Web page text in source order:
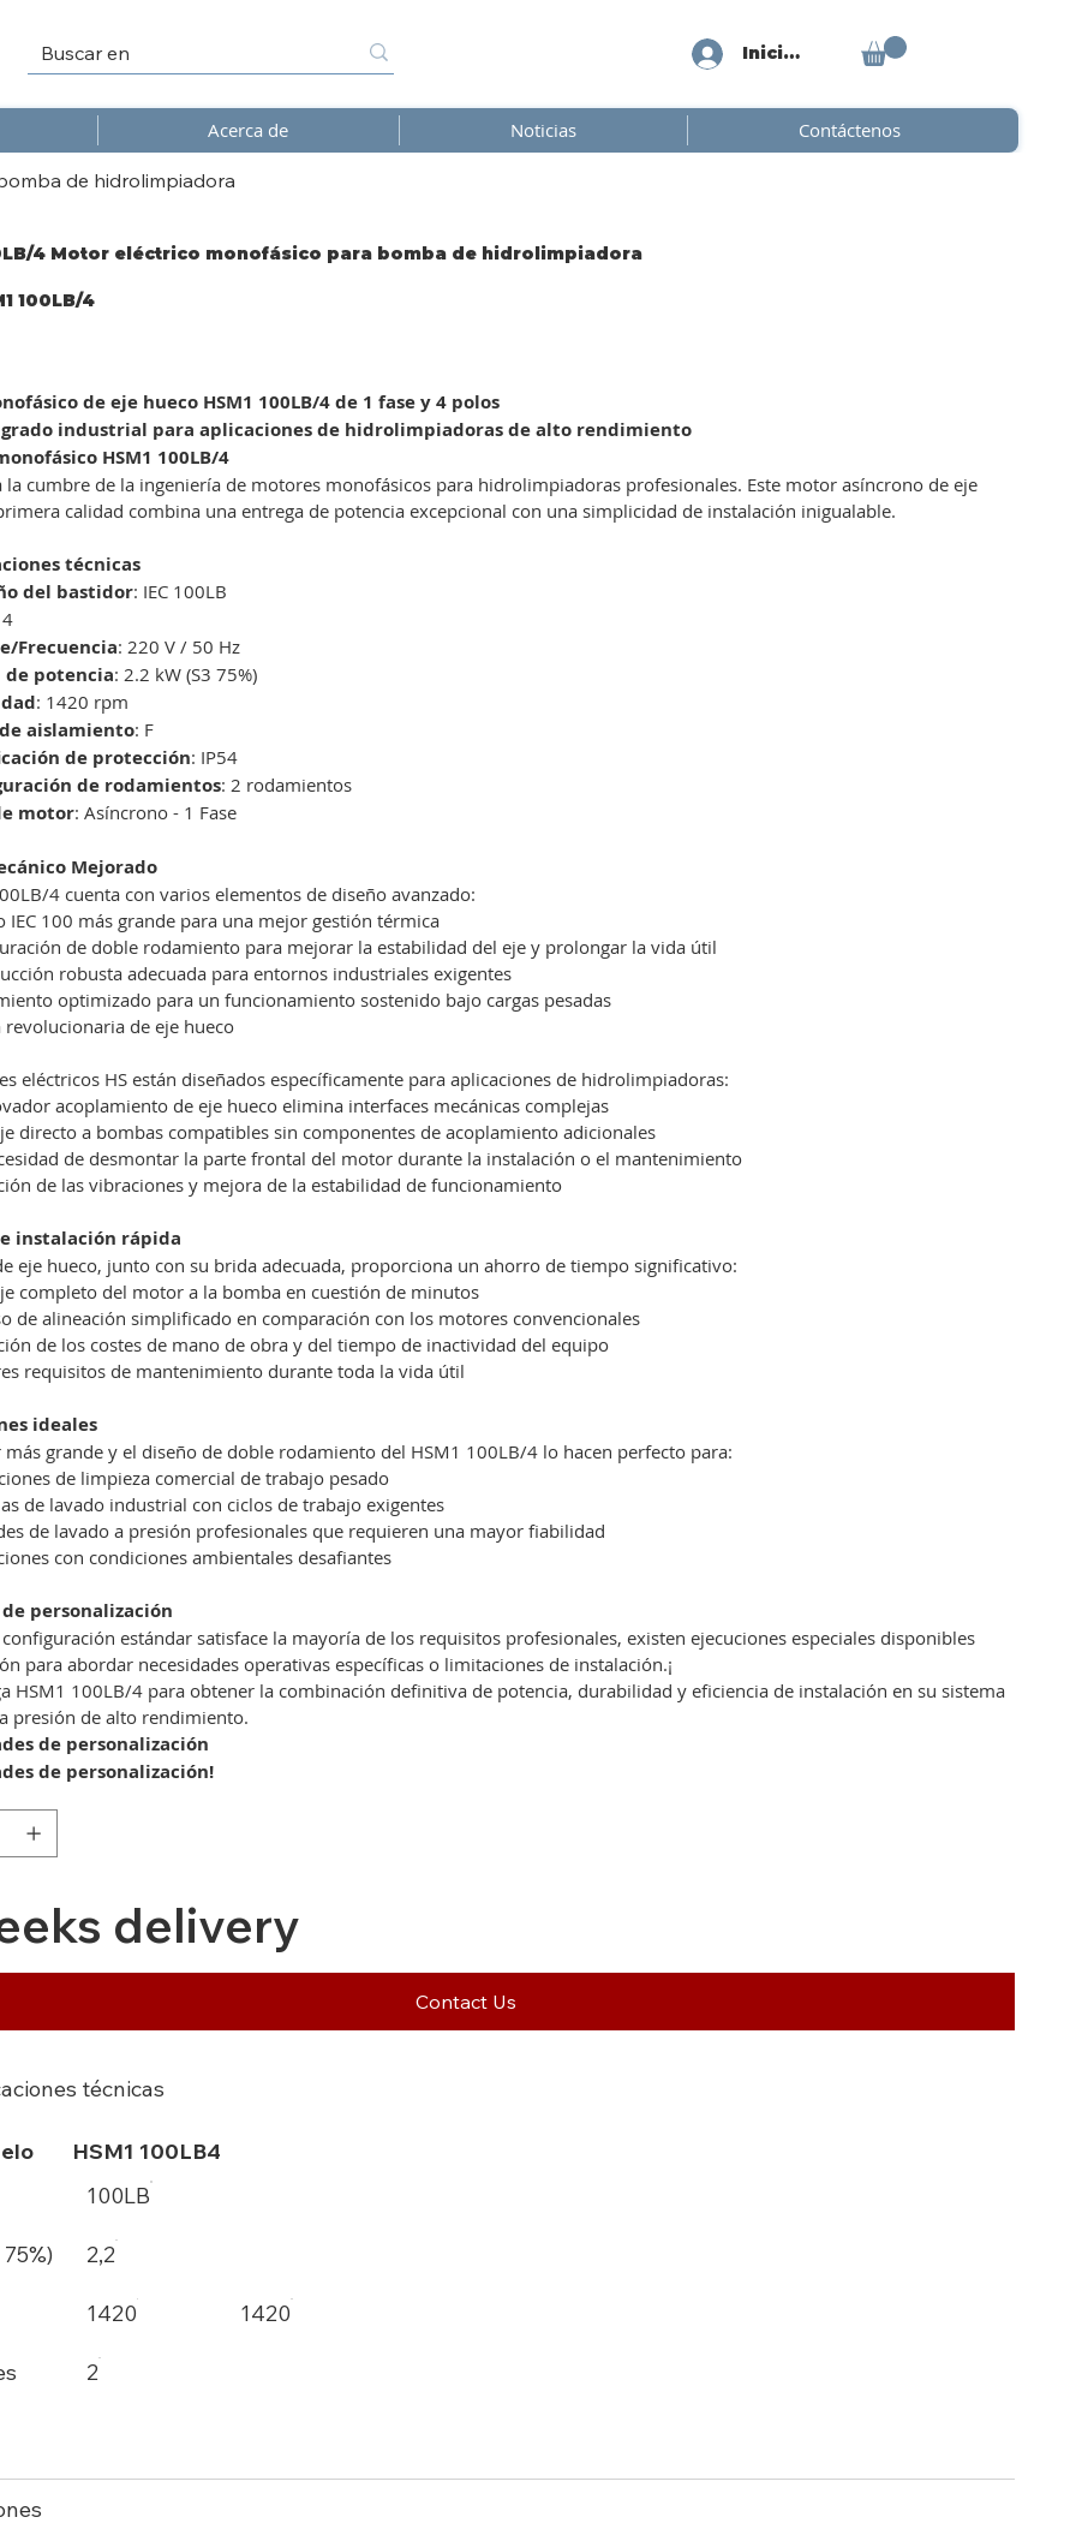
Iniciar sesión
Acerca de Noticias Contáctenos
de hidrolimpiadora
4 Motor eléctrico monofásico para bomba de hidrolimpiadora
100LB/4
de eje hueco HSM1 100LB/4 de 1 fase y 4 polos
industrial para aplicaciones de hidrolimpiadoras de alto rendimiento
HSM1 100LB/4
la cumbre de la ingeniería de motores monofásicos para hidrolimpiadoras profesionales. Este motor asíncrono de eje
calidad combina una entrega de potencia excepcional con una simplicidad de instalación inigualable.
técnicas
del bastidor: IEC 100LB
Frecuencia: 220 V / 50 Hz
de potencia: 2.2 kW (S3 75%)
: 1420 rpm
aislamiento: F
de protección: IP54
de rodamientos: 2 rodamientos
motor: Asíncrono - 1 Fase
Mejorado
4 cuenta con varios elementos de diseño avanzado:
IEC 100 más grande para una mejor gestión térmica
de doble rodamiento para mejorar la estabilidad del eje y prolongar la vida útil
robusta adecuada para entornos industriales exigentes
optimizado para un funcionamiento sostenido bajo cargas pesadas
revolucionaria de eje hueco
eléctricos HS están diseñados específicamente para aplicaciones de hidrolimpiadoras:
acoplamiento de eje hueco elimina interfaces mecánicas complejas
directo a bombas compatibles sin componentes de acoplamiento adicionales
de desmontar la parte frontal del motor durante la instalación o el mantenimiento
de las vibraciones y mejora de la estabilidad de funcionamiento
instalación rápida
eje hueco, junto con su brida adecuada, proporciona un ahorro de tiempo significativo:
completo del motor a la bomba en cuestión de minutos
de alineación simplificado en comparación con los motores convencionales
de los costes de mano de obra y del tiempo de inactividad del equipo
requisitos de mantenimiento durante toda la vida útil
ideales
más grande y el diseño de doble rodamiento del HSM1 100LB/4 lo hacen perfecto para:
de limpieza comercial de trabajo pesado
de lavado industrial con ciclos de trabajo exigentes
de lavado a presión profesionales que requieren una mayor fiabilidad
con condiciones ambientales desafiantes
personalización
estándar satisface la mayoría de los requisitos profesionales, existen ejecuciones especiales disponibles
para abordar necesidades operativas específicas o limitaciones de instalación.¡
HSM1 100LB/4 para obtener la combinación definitiva de potencia, durabilidad y eficiencia de instalación en su sistema
presión de alto rendimiento.
de personalización
de personalización!
delivery
Contact Us
técnicas
HSM1 100LB4
100LB
2,2
1420 1420
2